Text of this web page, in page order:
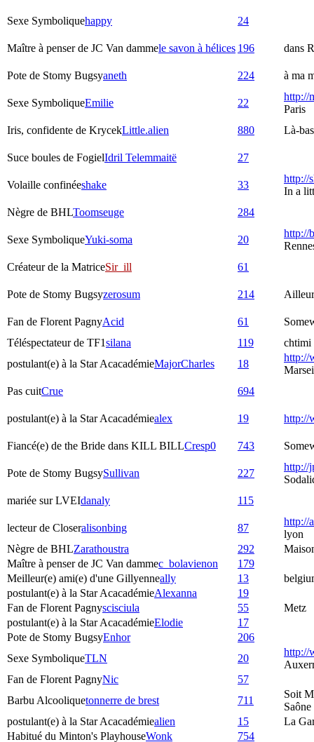
Sexe Symboliquehappy 24
Maître à penser de JC Van dammele savon à hélices 196 dans
Pote de Stomy Bugsyaneth 224 à ma
Sexe SymboliqueEmilie 22
http://
Paris
Iris, confidente de KrycekLittle.alien 880 Là-
Suce boules de FogielIdril Telemmaitë 27
Volaille confinéeshake 33
http://
In a
Nègre de BHLToomseuge 284
Sexe SymboliqueYuki-soma 20
http://
Créateur de la MatriceSir_ill 61
Pote de Stomy Bugsyzerosum 214
Fan de Florent PagnyAcid 61
Téléspectateur de TF1silana 119
chtimi
postulant(e) à la Star AcacadémieMajorCharles 18
http://
Pas cuitCrue 694
postulant(e) à la Star Acacadémiealex 19 http://
Fiancé(e) de the Bride dans KILL BILLCresp0 743
Pote de Stomy BugsySullivan 227
http://
mariée sur LVEIdanaly 115
lecteur de Closeralisonbing 87
http://
lyon
Nègre de BHLZarathoustra 292
Maître à penser de JC Van dammec_bolavienon
179
Meilleur(e) ami(e) d'une Gillyenneally 13
postulant(e) à la Star AcacadémieAlexanna
19
Fan de Florent Pagnyscisciula 55
Metz
postulant(e) à la Star AcacadémieElodie
17
Pote de Stomy BugsyEnhor
206
Sexe SymboliqueTLN 20
http://
Fan de Florent PagnyNic
57
Barbu Alcooliquetonnerre de brest 711
Soit
Saône
postulant(e) à la Star Acacadémiealien 15
La
Habitué du Minton's PlayhouseWonk 754